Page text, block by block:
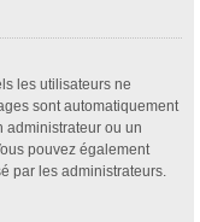
les utilisateurs ne
sont automatiquement
administrateur ou un
pouvez également
par les administrateurs.